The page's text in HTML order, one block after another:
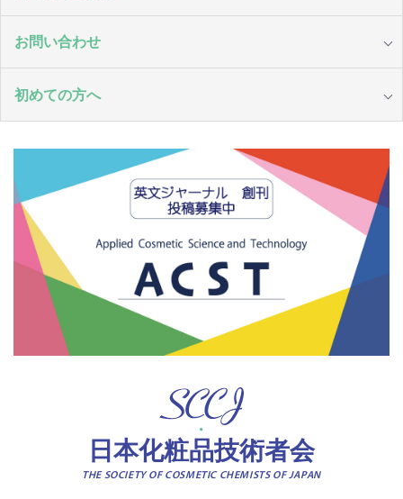
お問い合わせ
初めての方へ
日本化粧品技術者会
THE SOCIETY OF COSMETIC CHEMISTS OF JAPAN